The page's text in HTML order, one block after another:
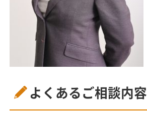
よくあるご相談内容